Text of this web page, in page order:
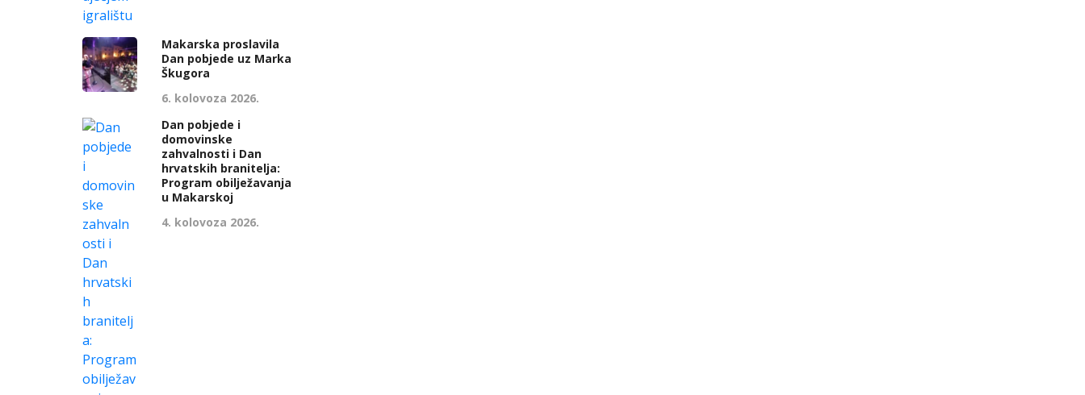
Makarska proslavila
Dan pobjede uz Marka
Škugora
6. kolovoza 2026.
Dan pobjede i
domovinske
zahvalnosti i Dan
hrvatskih branitelja:
Program obilježavanja
u Makarskoj
4. kolovoza 2026.